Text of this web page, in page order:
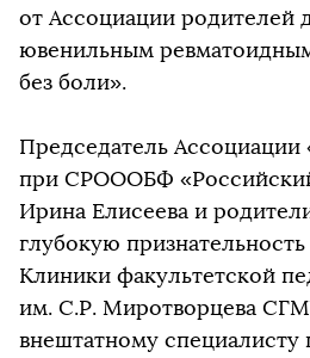
от Ассоциации родителей
ювенильным
без боли».
Председатель Ассоциации
при СРОООБФ
Ирина Елисеева и
глубокую
Клиники факультетской
им. С.Р. Миротворцева
внештатному специалисту